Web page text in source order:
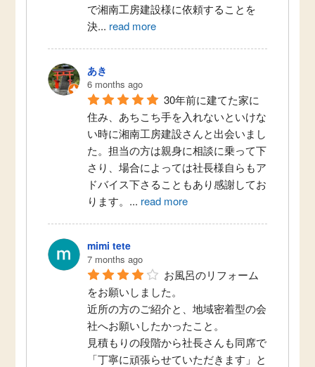
で湘南工房建設様に依頼することを
決... read more
あき
6 months ago
30年前に建てた家に
住み、あちこち手を入れないといけな
い時に湘南工房建設さんと出会いまし
た。担当の方は親身に相談に乗って下
さり、場合によっては社長様自らもア
ドバイス下さることもあり感謝してお
ります。 ... read more
mimi tete
7 months ago
お風呂のリフォーム
をお願いしました。
近所の方のご紹介と、地域密着型の会
社へお願いしたかったこと。
見積もりの段階から社長さんも同席で
「丁寧に頑張らせていただきます」と